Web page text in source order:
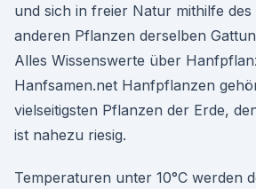
und sich in freier Natur mithilfe des
anderen Pflanzen derselben
Alles Wissenswerte über
Hanfsamen.net Hanfpflanzen
vielseitigsten Pflanzen der Erde,
ist nahezu riesig.
Temperaturen unter 10°C werden